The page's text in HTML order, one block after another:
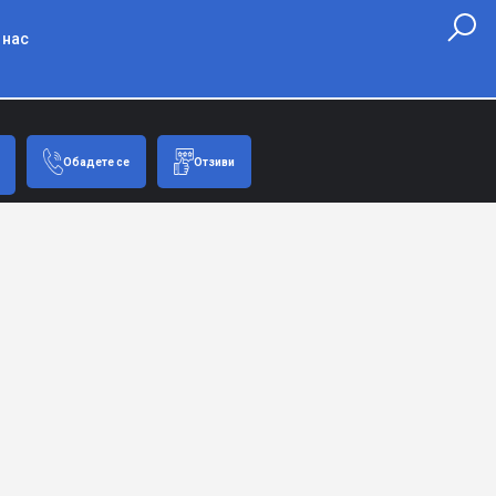
Обадете се Отзиви